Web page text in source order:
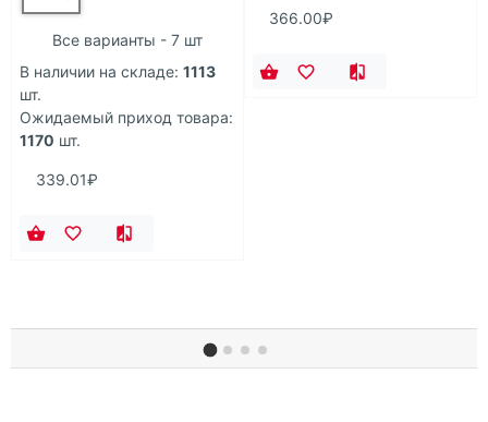
Все варианты - 7 шт
В наличии на складе: 1113
шт.
Ожидаемый приход товара:
1170 шт.
339.01₽
366.00₽